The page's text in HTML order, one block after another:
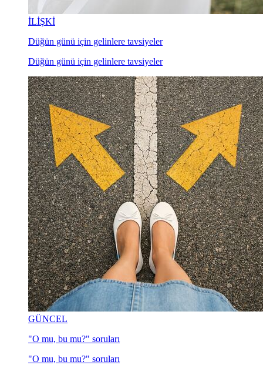
İLİŞKİ
Düğün günü için gelinlere tavsiyeler
Düğün günü için gelinlere tavsiyeler
GÜNCEL
"O mu, bu mu?" soruları
"O mu, bu mu?" soruları